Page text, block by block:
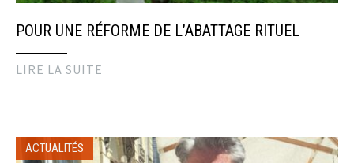
POUR UNE RÉFORME DE L’ABATTAGE RITUEL
LIRE LA SUITE
ACTUALITÉS